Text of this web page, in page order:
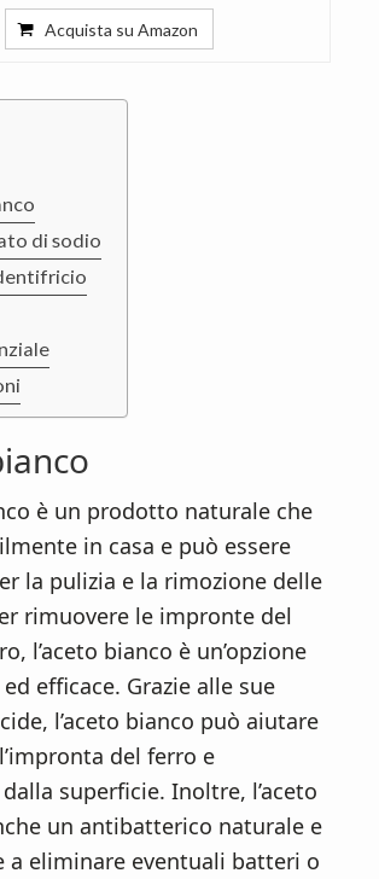
Acquista su Amazon
di sodio
è un prodotto naturale che
in casa e può essere
la pulizia e la rimozione delle
rimuovere le impronte del
l’aceto bianco è un’opzione
efficace. Grazie alle sue
l’aceto bianco può aiutare
del ferro e
superficie. Inoltre, l’aceto
un antibatterico naturale e
a eliminare eventuali batteri o